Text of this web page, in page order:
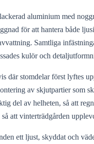
aluminium med
för att hantera både
Samtliga
kulör och
där stomdelar först lyftes
av skjutpartier som
del av helheten, så att
att vinterträdgården
ett ljust, skyddat och